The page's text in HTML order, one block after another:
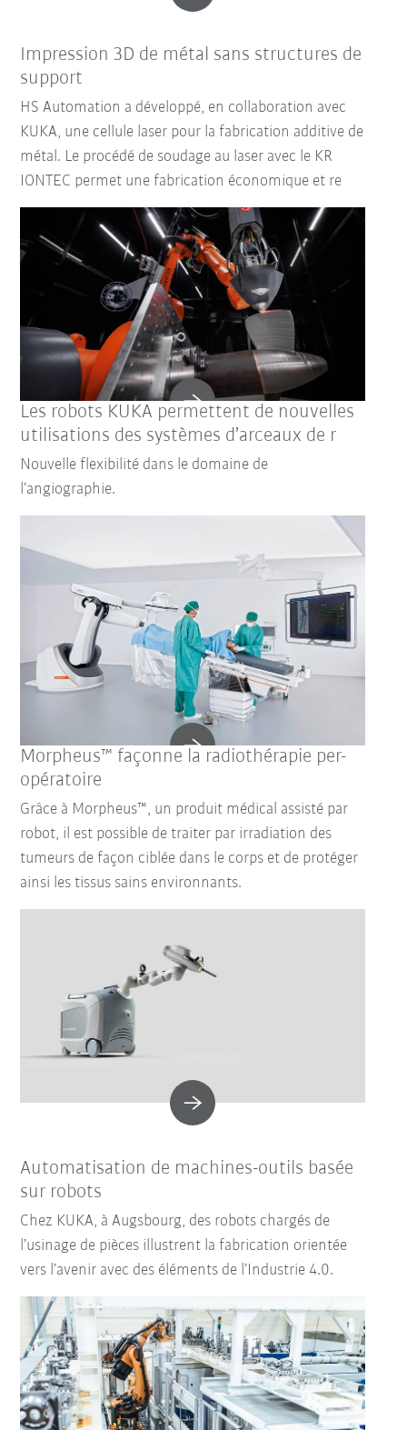
Impression 3D de métal sans structures de
support
HS Automation a développé, en collaboration avec
KUKA, une cellule laser pour la fabrication additive de
métal. Le procédé de soudage au laser avec le KR
IONTEC permet une fabrication économique et re
Les robots KUKA permettent de nouvelles
utilisations des systèmes d’arceaux de r
Nouvelle flexibilité dans le domaine de
l’angiographie.
Morpheus™ façonne la radiothérapie per-
opératoire
Grâce à Morpheus™, un produit médical assisté par
robot, il est possible de traiter par irradiation des
tumeurs de façon ciblée dans le corps et de protéger
ainsi les tissus sains environnants.
Automatisation de machines-outils basée
sur robots
Chez KUKA, à Augsbourg, des robots chargés de
l’usinage de pièces illustrent la fabrication orientée
vers l’avenir avec des éléments de l’Industrie 4.0.